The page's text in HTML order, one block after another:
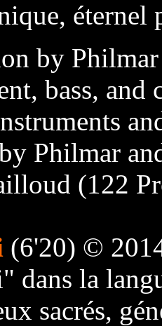
éternel
by Philmar
bass,
Philmar
(122
(6'20) ©
dans la
sacrés,